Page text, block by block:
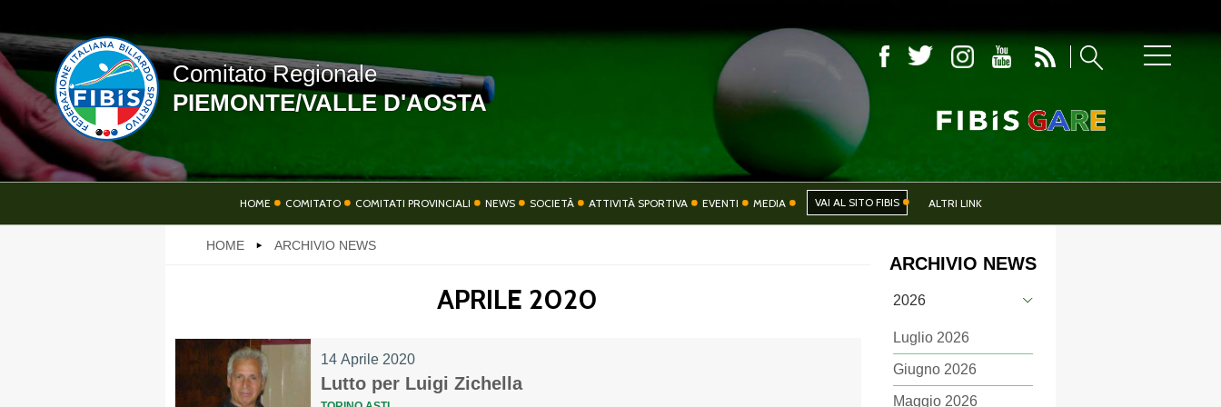
LINK UTILI COMITATO
EVENTI
PHOTOGALLERY CONTATTI
Comitato Regionale
PIEMONTE/VALLE D'AOSTA
HOME COMITATO COMITATI PROVINCIALI NEWS SOCIETÀ ATTIVITÀ SPORTIVA EVENTI MEDIA VAI AL SITO FIBIS ALTRI LINK
HOME ARCHIVIO NEWS
APRILE 2020
14 Aprile 2020
Lutto per Luigi Zichella
ARCHIVIO NEWS
2026
Luglio 2026
Giugno 2026
Maggio 2026